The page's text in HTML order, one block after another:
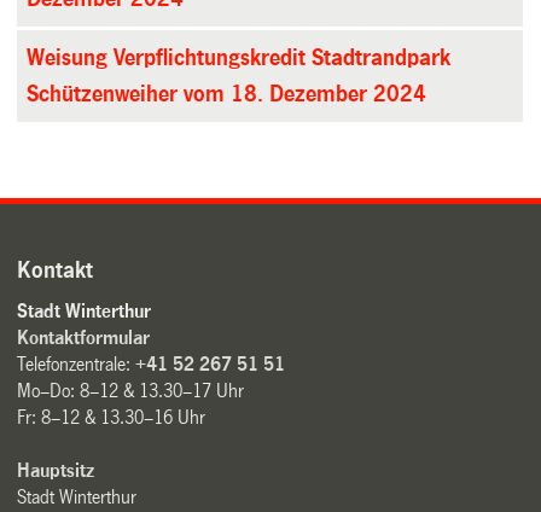
Weisung Verpflichtungskredit Stadtrandpark
Schützenweiher vom 18. Dezember 2024
Kontakt
Stadt Winterthur
Kontaktformular
Telefonzentrale:+41 52 267 51 51
Mo–Do: 8–12 & 13.30–17 Uhr
Fr: 8–12 & 13.30–16 Uhr
Hauptsitz
Stadt Winterthur